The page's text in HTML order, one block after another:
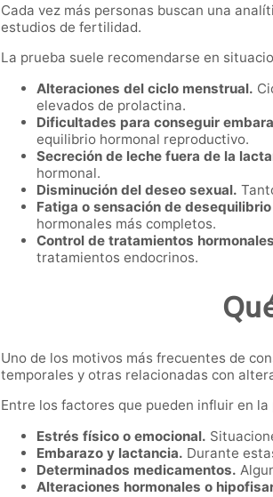
Cada vez más personas buscan una
estudios de fertilidad.
La prueba suele recomendarse en
Alteraciones del ciclo menstrual.
elevados de prolactina.
Dificultades para conseguir
equilibrio hormonal reproductivo.
Secreción de leche fuera de la
hormonal.
Disminución del deseo sexual.
Fatiga o sensación de
hormonales más completos.
Control de tratamientos
tratamientos endocrinos.
Uno de los motivos más frecuentes de
temporales y otras relacionadas con
Entre los factores que pueden influir en
Estrés físico o emocional.
Embarazo y lactancia. Durante
Determinados medicamentos.
Alteraciones hormonales o